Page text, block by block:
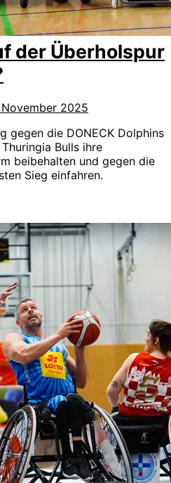
der Überholspur
2025
gegen die DONECK Dolphins
Bulls ihre
beibehalten und gegen die
Sieg einfahren.